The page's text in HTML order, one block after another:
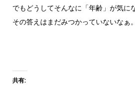
でもどうしてそんなに「年齢」が気に
その答えはまだみつかっていないなぁ。
共有: